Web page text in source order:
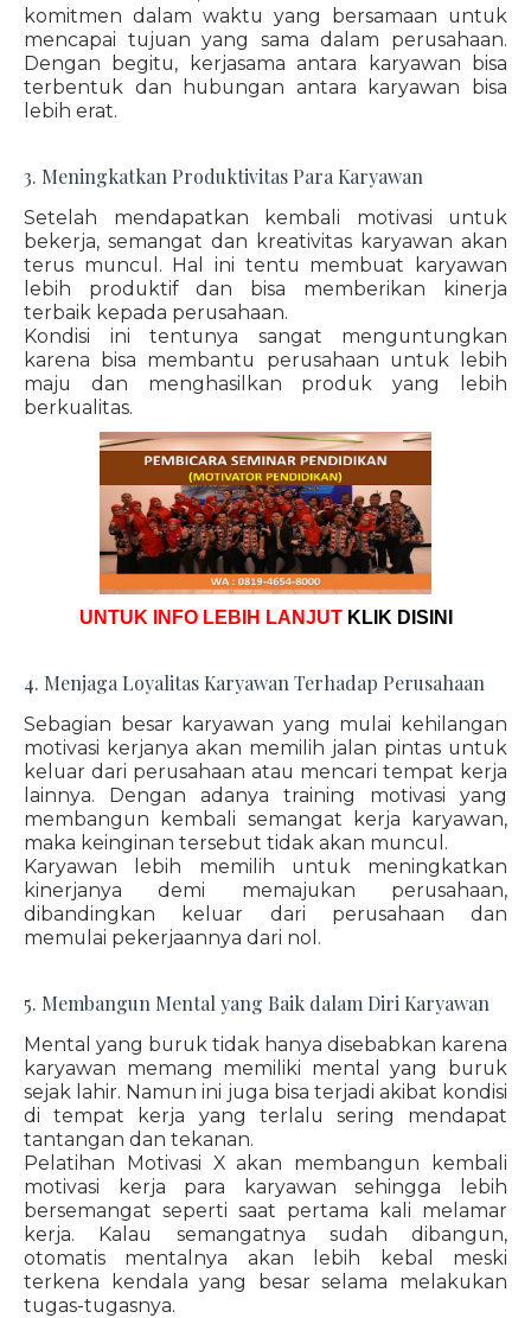
komitmen dalam waktu yang bersamaan untuk
mencapai tujuan yang sama dalam perusahaan.
Dengan begitu, kerjasama antara karyawan bisa
terbentuk dan hubungan antara karyawan bisa
lebih erat.
3. Meningkatkan Produktivitas Para Karyawan
Setelah mendapatkan kembali motivasi untuk
bekerja, semangat dan kreativitas karyawan akan
terus muncul. Hal ini tentu membuat karyawan
lebih produktif dan bisa memberikan kinerja
terbaik kepada perusahaan.
Kondisi ini tentunya sangat menguntungkan
karena bisa membantu perusahaan untuk lebih
maju dan menghasilkan produk yang lebih
berkualitas.
UNTUK INFO LEBIH LANJUT KLIK DISINI
4. Menjaga Loyalitas Karyawan Terhadap Perusahaan
Sebagian besar karyawan yang mulai kehilangan
motivasi kerjanya akan memilih jalan pintas untuk
keluar dari perusahaan atau mencari tempat kerja
lainnya. Dengan adanya training motivasi yang
membangun kembali semangat kerja karyawan,
maka keinginan tersebut tidak akan muncul.
Karyawan lebih memilih untuk meningkatkan
kinerjanya demi memajukan perusahaan,
dibandingkan keluar dari perusahaan dan
memulai pekerjaannya dari nol.
5. Membangun Mental yang Baik dalam Diri Karyawan
Mental yang buruk tidak hanya disebabkan karena
karyawan memang memiliki mental yang buruk
sejak lahir. Namun ini juga bisa terjadi akibat kondisi
di tempat kerja yang terlalu sering mendapat
tantangan dan tekanan.
Pelatihan Motivasi X akan membangun kembali
motivasi kerja para karyawan sehingga lebih
bersemangat seperti saat pertama kali melamar
kerja. Kalau semangatnya sudah dibangun,
otomatis mentalnya akan lebih kebal meski
terkena kendala yang besar selama melakukan
tugas-tugasnya.